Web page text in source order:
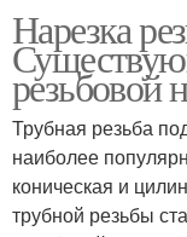
Нарезка
резьбовой
Трубная резьба
наиболее
коническая и
трубной резьбы